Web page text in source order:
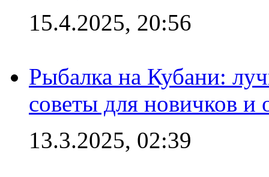
15.4.2025, 20:56
Рыбалка на Кубани:
советы для новичков
13.3.2025, 02:39